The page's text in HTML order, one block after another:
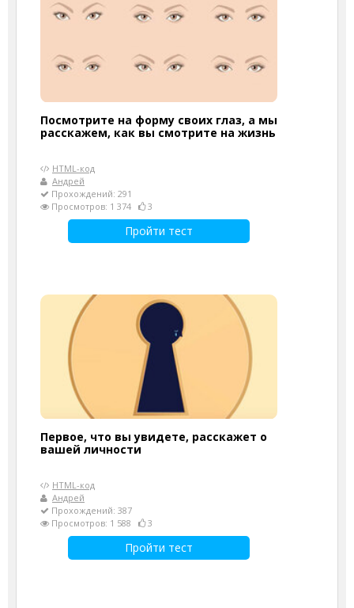
Посмотрите на форму своих глаз, а мы
расскажем, как вы смотрите на жизнь
HTML-код
Андрей
Прохождений: 291
Просмотров: 1 374
3
Пройти тест
Первое, что вы увидете, расскажет о
вашей личности
HTML-код
Андрей
Прохождений: 387
Просмотров: 1 588
3
Пройти тест